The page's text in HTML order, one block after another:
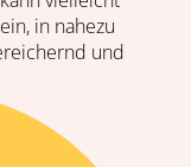
in nahezu
und